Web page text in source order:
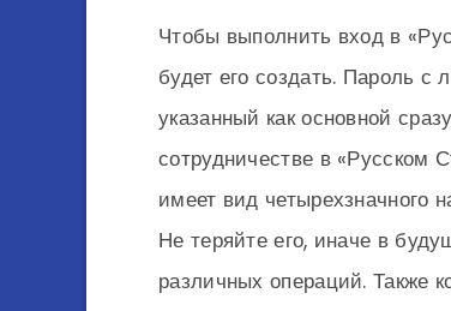
Чтобы выполнить вход в
будет его создать. Пароль
указанный как основной
сотрудничестве в «Русском
имеет вид четырехзначного
Не теряйте его, иначе в
различных операций. Также